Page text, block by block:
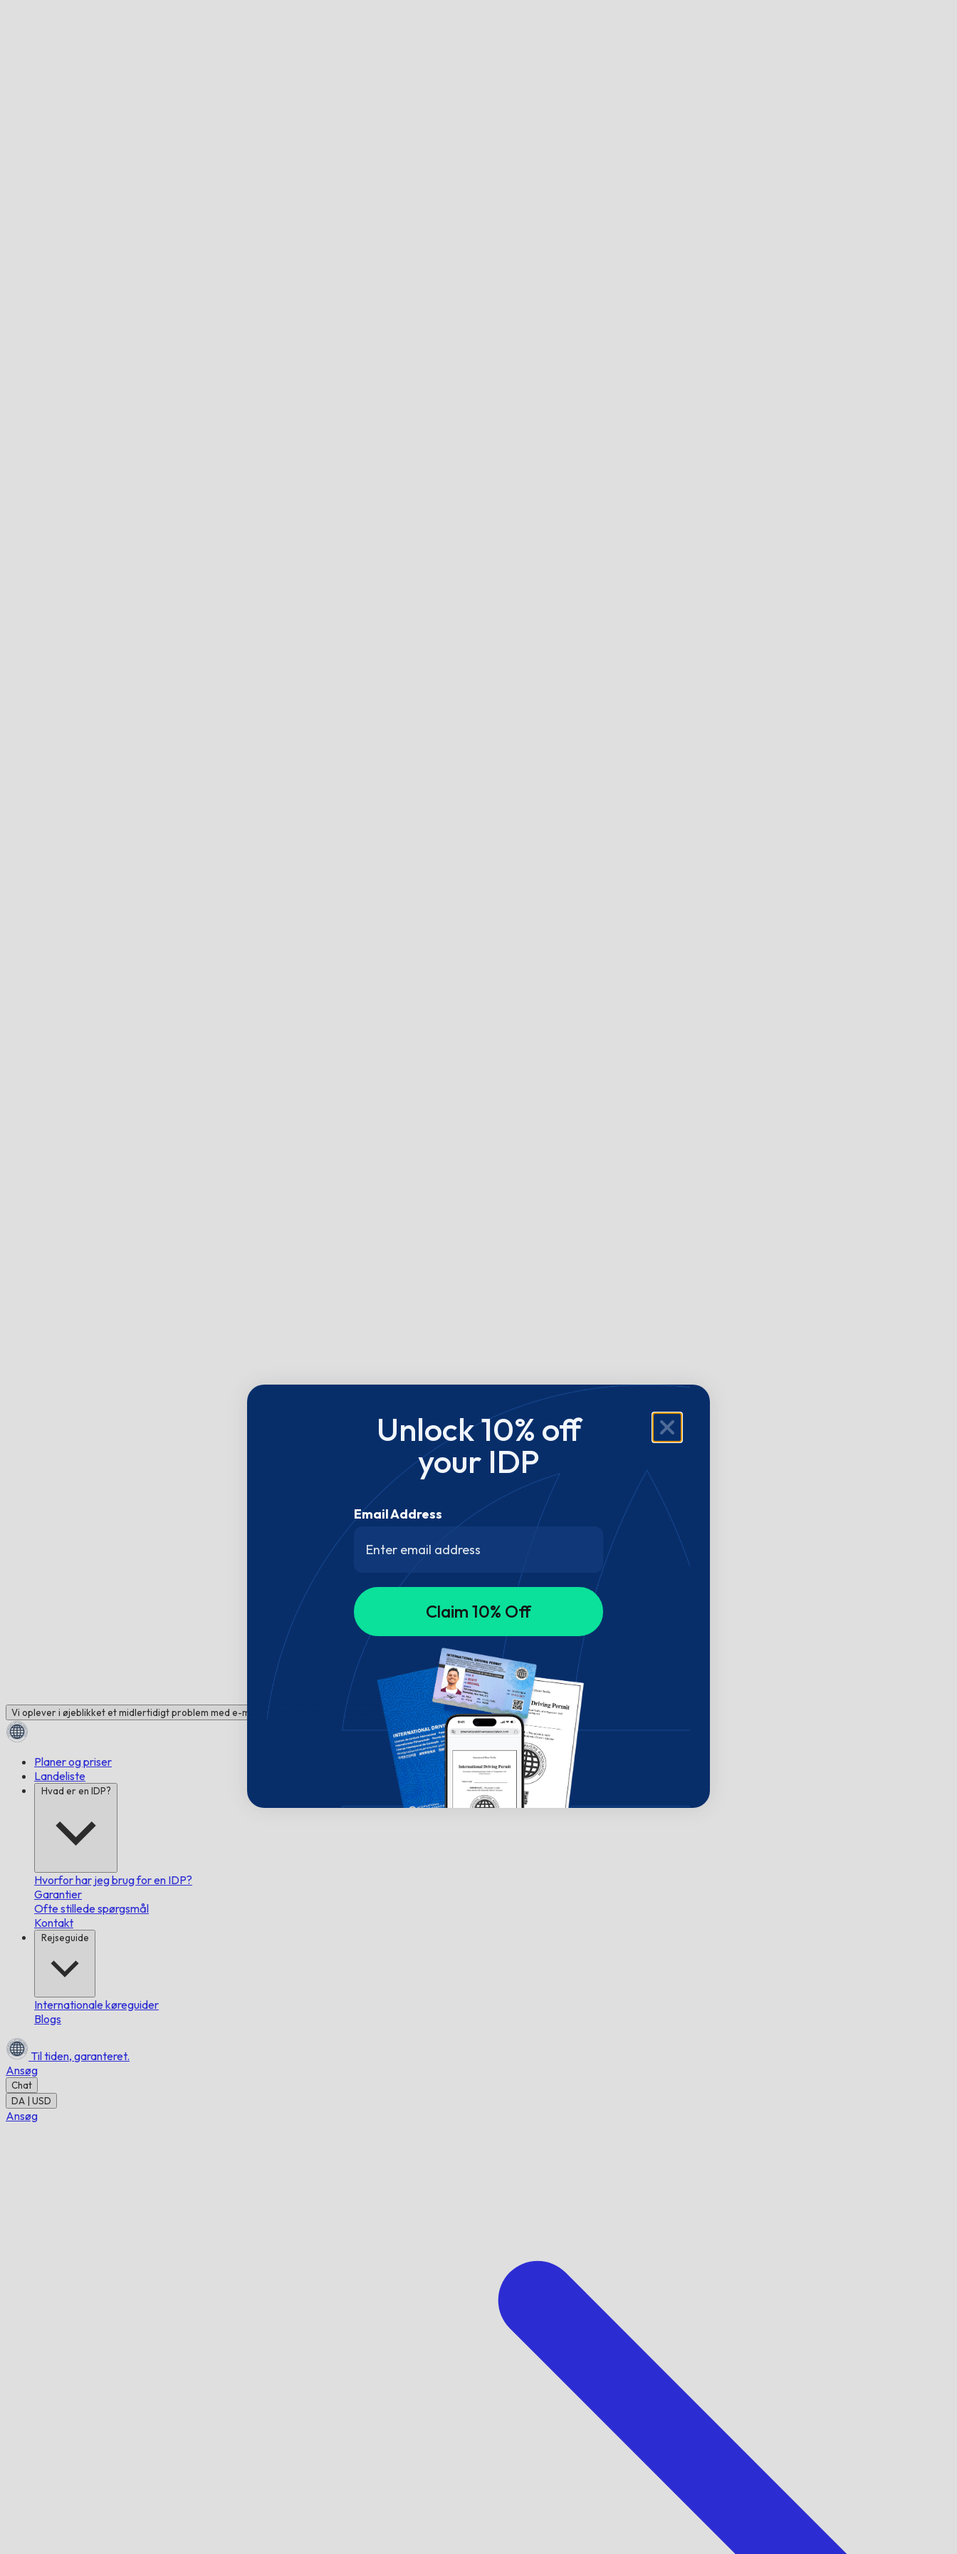
Vi oplever i øjeblikket et midlertidigt problem med e-mail. Brug for hjælp? Chat med os!
Planer og priser
Landeliste
Hvad er en IDP?
Hvorfor har jeg brug for en IDP?
Garantier
Ofte stillede spørgsmål
Kontakt
Rejseguide
Internationale køreguider
Blogs
Til tiden, garanteret.
Ansøg
Chat
DA | USD
Ansøg
Unlock 10% off
your IDP
Email Address
Claim 10% Off